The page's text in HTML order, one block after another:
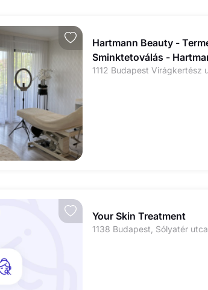
Hartmann Beauty -
Sminktetoválás -
Your Skin Treatment